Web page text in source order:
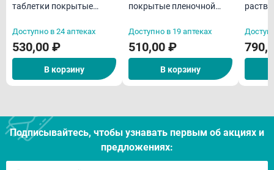
таблетки покрытые
12-ти лет N10
Доступно в 24 аптеках
530,00 ₽
В корзину
покрытые пленочной
лет и взрослых N10
Доступно в 19 аптеках
510,00 ₽
В корзину
Подписывайтесь, чтобы узнавать первым об акцияx и
предложениях: